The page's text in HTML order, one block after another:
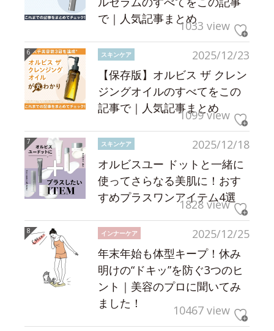
で｜人気記事まとめ1033 view
2025/12/23
スキンケア
【保存版】オルビス ザ クレン
ジングオイルのすべてをこの
記事で｜人気記事まとめ
1099 view
2025/12/18
スキンケア
オルビスユー ドットと一緒に
使ってさらなる美肌に！おす
すめプラスワンアイテム4選
1828 view
2025/12/25
インナーケア
年末年始も体型キープ！休み
明けの“ドキッ”を防ぐ3つのヒ
ント｜美容のプロに聞いてみ
ました！
10467 view